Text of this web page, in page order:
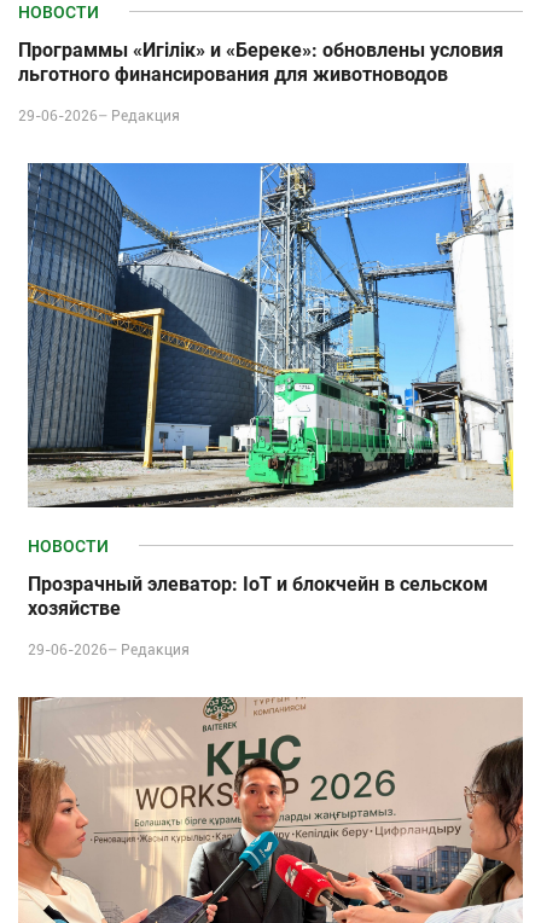
НОВОСТИ
Программы «Игілік» и «Береке»: обновлены условия
льготного финансирования для животноводов
29-06-2026– Редакция
НОВОСТИ
Прозрачный элеватор: IoT и блокчейн в сельском
хозяйстве
29-06-2026– Редакция